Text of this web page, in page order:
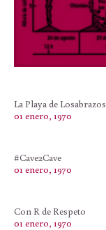
La Playa de Losabrazos
01 enero, 1970
#Cave2Cave
01 enero, 1970
Con R de Respeto
01 enero, 1970